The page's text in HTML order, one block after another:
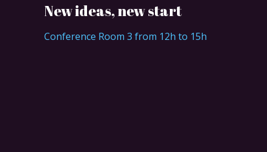
New ideas, new start
Conference Room 3 from 12h to 15h